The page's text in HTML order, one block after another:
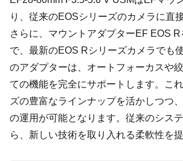
り、従来のEOSシリーズのカメラに直
さらに、マウントアダプターEF EOS R
で、最新のEOS Rシリーズカメラでも
のアダプターは、オートフォーカスや
ての機能を完全にサポートします。こ
ズの豊富なラインナップを活かしつつ
の運用が可能となります。従来のシス
ら、新しい技術を取り入れる柔軟性を提